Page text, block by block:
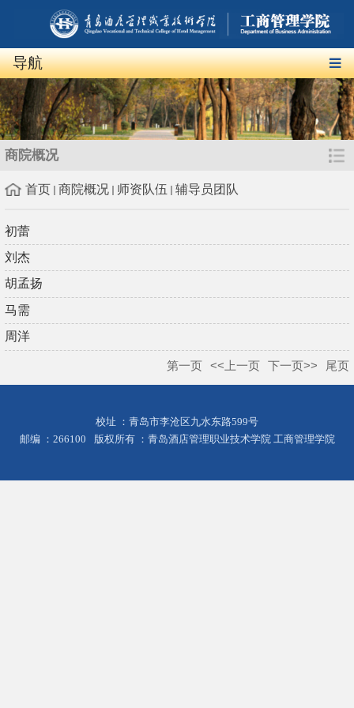
导航
商院概况
首页 商院概况 师资队伍 辅导员团队
初蕾
刘杰
胡孟扬
马需
周洋
第一页 <<上一页 下一页>> 尾页
校址 ：青岛市李沧区九水东路599号
邮编 ：266100
版权所有 ：青岛酒店管理职业技术学院 工商管理学院